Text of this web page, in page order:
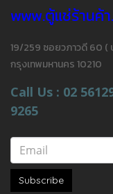
www.ตู้แช่ร้านค้
19/259 ซอยวภาวดี 60 (
กรุงเทพมหานคร 10210
Call Us : 02
9265
Subscribe